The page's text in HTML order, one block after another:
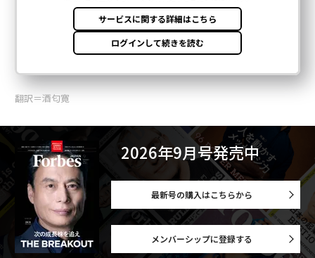
翻訳＝酒匂寛
2026年9月号発売中
最新号の購入はこちらから
メンバーシップに登録する